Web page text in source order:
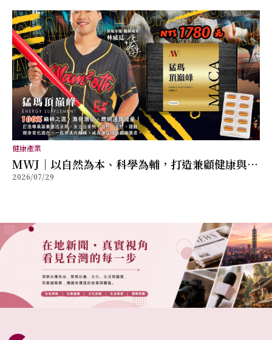
健康產業
MWJ｜以自然為本、科學為輔，打造兼顧健康與幸
福的全方位保健品牌
2026/07/29